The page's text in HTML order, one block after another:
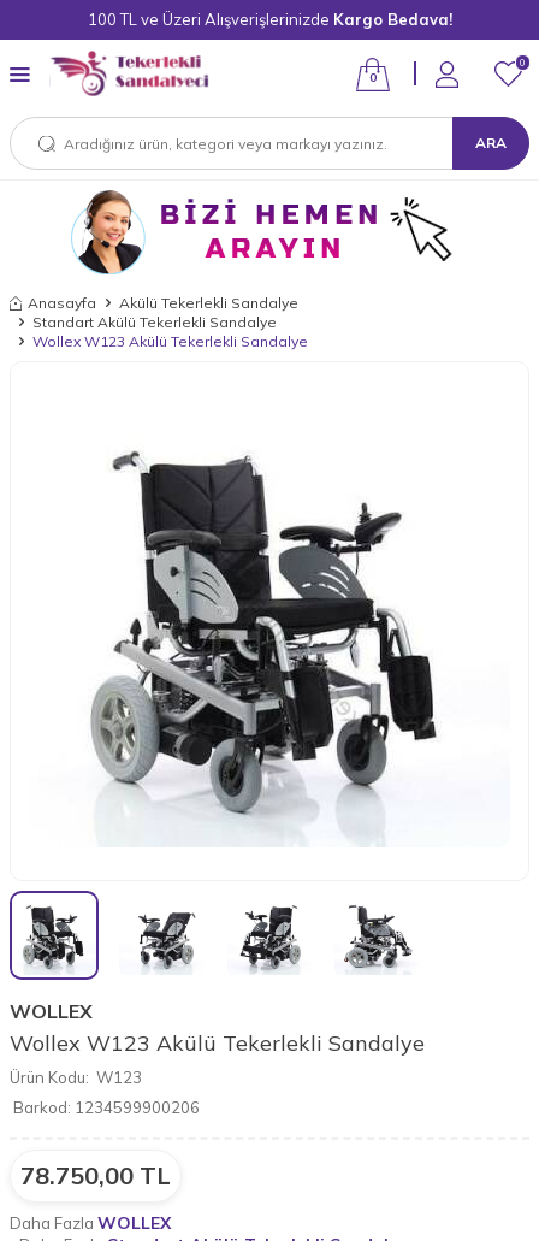
100 TL ve Üzeri Alışverişlerinizde Kargo Bedava!
ARA
0
0
Anasayfa
Akülü Tekerlekli Sandalye
Standart Akülü Tekerlekli Sandalye
Wollex W123 Akülü Tekerlekli Sandalye
WOLLEX
Wollex W123 Akülü Tekerlekli Sandalye
Ürün Kodu: W123
Barkod: 1234599900206
78.750,00 TL
Daha Fazla WOLLEX